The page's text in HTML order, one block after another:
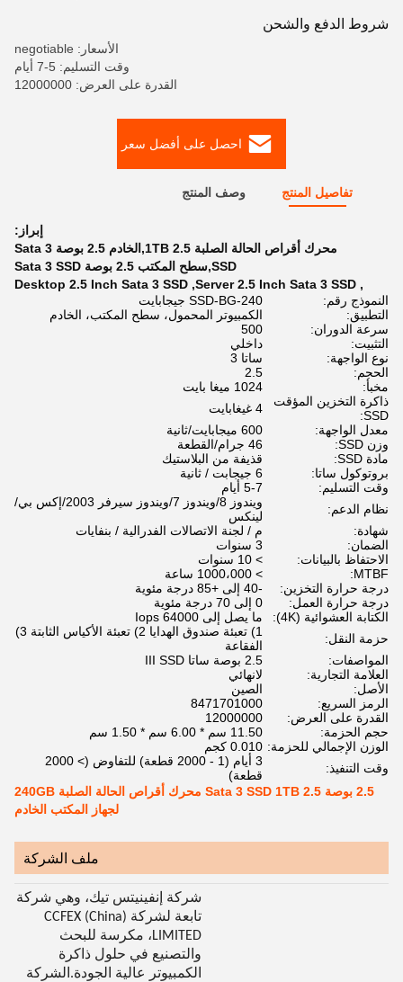
شروط الدفع والشحن
الأسعار: negotiable
وقت التسليم: 5-7 أيام
القدرة على العرض: 12000000
احصل على أفضل سعر
تفاصيل المنتج وصف المنتج
إبراز:
محرك أقراص الحالة الصلبة 1TB 2.5,الخادم 2.5 بوصة Sata 3
SSD,سطح المكتب 2.5 بوصة Sata 3 SSD
,
Server 2.5 Inch Sata 3 SSD
,
Desktop 2.5 Inch Sata 3 SSD
النموذج رقم:
SSD-BG-240 جيجابايت
التطبيق:
الكمبيوتر المحمول، سطح المكتب، الخادم
سرعة الدوران:
500
التثبيت:
داخلي
نوع الواجهة:
ساتا 3
الحجم:
2.5
مخبأ:
1024 ميغا بايت
ذاكرة التخزين المؤقت
SSD:
4 غيغابايت
معدل الواجهة:
600 ميجابايت/ثانية
وزن SSD:
46 جرام/القطعة
مادة SSD:
قذيفة من البلاستيك
بروتوكول ساتا:
6 جيجابت / ثانية
وقت التسليم:
5-7 أيام
نظام الدعم:
ويندوز 8/ويندوز 7/ويندوز سيرفر 2003/إكس بي/
لينكس
شهادة:
م / لجنة الاتصالات الفدرالية / بنفايات
الضمان:
3 سنوات
الاحتفاظ بالبيانات:
> 10 سنوات
MTBF:
> 1000،000 ساعة
درجة حرارة التخزين:
-40 إلى +85 درجة مئوية
درجة حرارة العمل:
0 إلى 70 درجة مئوية
الكتابة العشوائية (4K):
ما يصل إلى 64000 Iops
حزمة النقل:
1) تعبئة صندوق الهدايا 2) تعبئة الأكياس الثابتة 3)
الفقاعة
المواصفات:
2.5 بوصة ساتا III SSD
العلامة التجارية:
لانهائي
الأصل:
الصين
الرمز السريع:
8471701000
القدرة على العرض:
12000000
حجم الحزمة:
11.50 سم * 6.00 سم * 1.50 سم
الوزن الإجمالي للحزمة: 0.010 كجم
وقت التنفيذ:
3 أيام (1 - 2000 قطعة) للتفاوض (> 2000
قطعة)
2.5 بوصة Sata 3 SSD 1TB 2.5 محرك أقراص الحالة الصلبة 240GB
لجهاز المكتب الخادم
ملف الشركة
شركة إنفينيتس تيك، وهي شركة
تابعة لشركة CCFEX (China)
LIMITED، مكرسة للبحث
والتصنيع في حلول ذاكرة
الكمبيوتر عالية الجودة.الشركة